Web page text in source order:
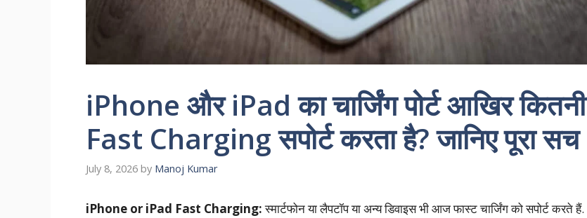
iPhone और iPad का चार्जिंग पोर्ट आखिर कितनी
Fast Charging सपोर्ट करता है? जानिए पूरा सच
July 8, 2026 by Manoj Kumar
iPhone or iPad Fast Charging:स्मार्टफोन या लैपटॉप या अन्य डिवाइस भी आज फास्ट चार्जिंग को सपोर्ट करते हैं.